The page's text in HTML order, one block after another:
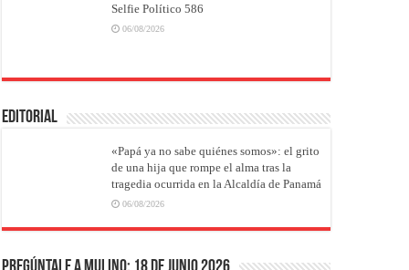
Selfie Político 586
06/08/2026
EDITORIAL
«Papá ya no sabe quiénes somos»: el grito
de una hija que rompe el alma tras la
tragedia ocurrida en la Alcaldía de Panamá
06/08/2026